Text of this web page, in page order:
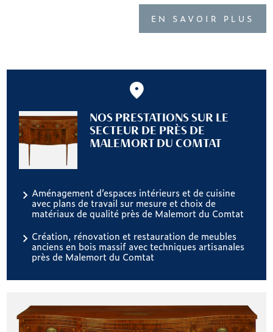
EN SAVOIR PLUS
NOS PRESTATIONS SUR LE
SECTEUR DE PRÈS DE
MALEMORT DU COMTAT
Aménagement d’espaces intérieurs et de cuisine
avec plans de travail sur mesure et choix de
matériaux de qualité près de Malemort du Comtat
Création, rénovation et restauration de meubles
anciens en bois massif avec techniques artisanales
près de Malemort du Comtat